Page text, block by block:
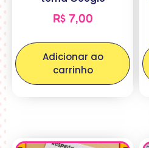
R$7,00
Adicionar ao
carrinho